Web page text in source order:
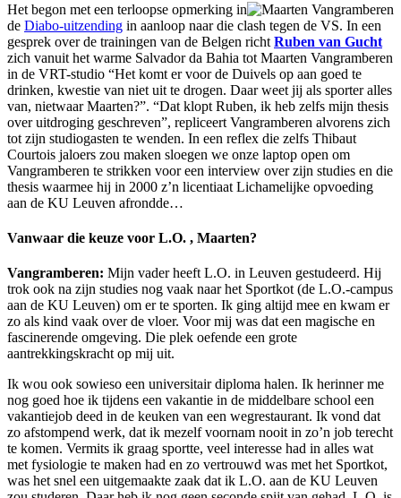
Het begon met een terloopse opmerking in
de Diabo-uitzending in aanloop naar die clash tegen de VS. In een
gesprek over de trainingen van de Belgen richt Ruben van Gucht
zich vanuit het warme Salvador da Bahia tot Maarten Vangramberen
in de VRT-studio “Het komt er voor de Duivels op aan goed te
drinken, kwestie van niet uit te drogen. Daar weet jij als sporter alles
van, nietwaar Maarten?”. “Dat klopt Ruben, ik heb zelfs mijn thesis
over uitdroging geschreven”, repliceert Vangramberen alvorens zich
tot zijn studiogasten te wenden. In een reflex die zelfs Thibaut
Courtois jaloers zou maken sloegen we onze laptop open om
Vangramberen te strikken voor een interview over zijn studies en die
thesis waarmee hij in 2000 z’n licentiaat Lichamelijke opvoeding
aan de KU Leuven afrondde…
Vanwaar die keuze voor L.O. , Maarten?
Vangramberen: Mijn vader heeft L.O. in Leuven gestudeerd. Hij
trok ook na zijn studies nog vaak naar het Sportkot (de L.O.-campus
aan de KU Leuven) om er te sporten. Ik ging altijd mee en kwam er
zo als kind vaak over de vloer. Voor mij was dat een magische en
fascinerende omgeving. Die plek oefende een grote
aantrekkingskracht op mij uit.
Ik wou ook sowieso een universitair diploma halen. Ik herinner me
nog goed hoe ik tijdens een vakantie in de middelbare school een
vakantiejob deed in de keuken van een wegrestaurant. Ik vond dat
zo afstompend werk, dat ik mezelf voornam nooit in zo’n job terecht
te komen. Vermits ik graag sportte, veel interesse had in alles wat
met fysiologie te maken had en zo vertrouwd was met het Sportkot,
was het snel een uitgemaakte zaak dat ik L.O. aan de KU Leuven